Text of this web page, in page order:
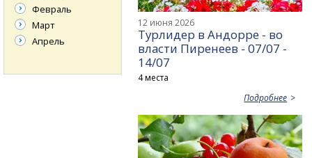
12 июня 2026
Турлидер в Андорре - во
власти Пиренеев - 07/07 -
14/07
4 места
Подробнее
Февраль
Март
Апрель